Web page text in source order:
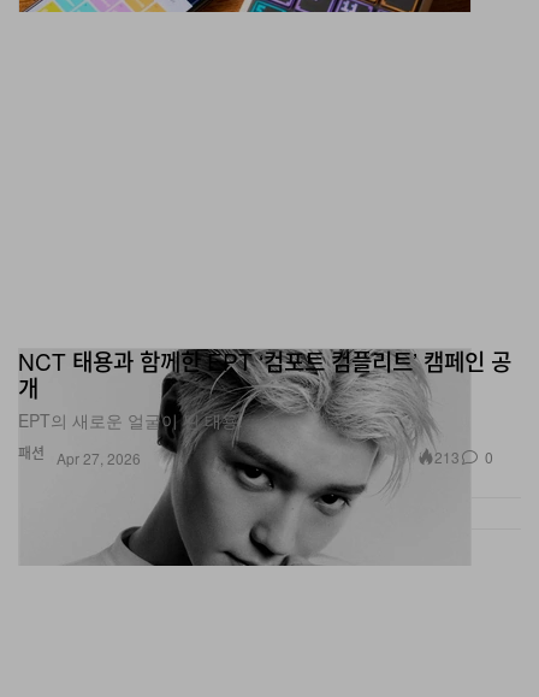
패션
NCT 태용과 함께한 EPT ‘컴포트 컴플리트’ 캠페인 공
개
EPT의 새로운 얼굴이 된 태용.
Apr 27, 2026 213 0